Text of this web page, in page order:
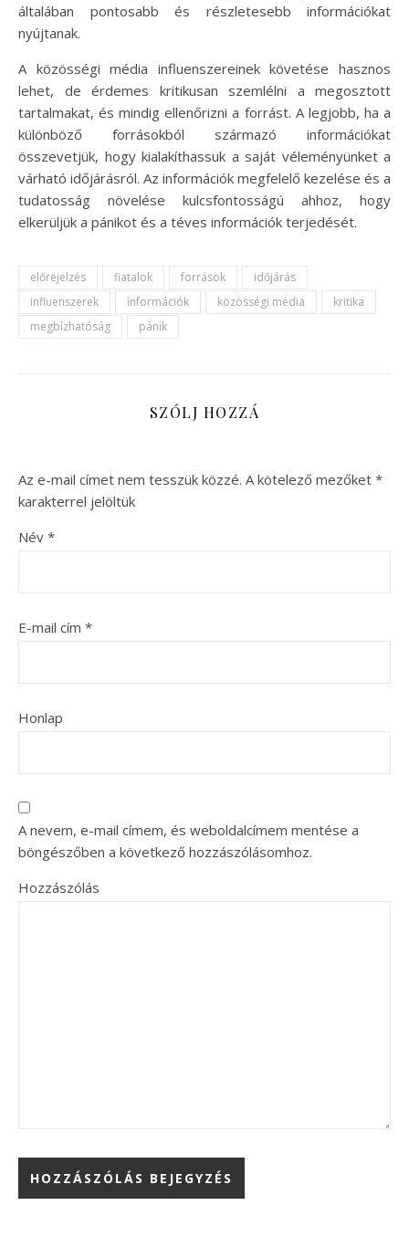
általában pontosabb és részletesebb információkat
nyújtanak.
A közösségi média influenszereinek követése hasznos
lehet, de érdemes kritikusan szemlélni a megosztott
tartalmakat, és mindig ellenőrizni a forrást. A legjobb, ha a
különböző forrásokból származó információkat
összevetjük, hogy kialakíthassuk a saját véleményünket a
várható időjárásról. Az információk megfelelő kezelése és a
tudatosság növelése kulcsfontosságú ahhoz, hogy
elkerüljük a pánikot és a téves információk terjedését.
előrejelzés fiatalok források
időjárás
influenszerek
információk közösségi média
kritika
megbízhatóság
pánik
SZÓLJ HOZZÁ
Az e-mail címet nem tesszük közzé. A kötelező mezőket *
karakterrel jelöltük
Név *
E-mail cím *
Honlap
A nevem, e-mail címem, és weboldalcímem mentése a
böngészőben a következő hozzászólásomhoz.
Hozzászólás